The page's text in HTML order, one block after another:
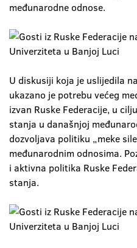
međunarodne odnose.
U diskusiji koja je uslijedila
ukazano je potrebu većeg
izvan Ruske Federacije, u
stanja u današnjoj
dozvoljava politiku „meke
međunarodnim odnosima.
i aktivna politika Ruske
stanja.